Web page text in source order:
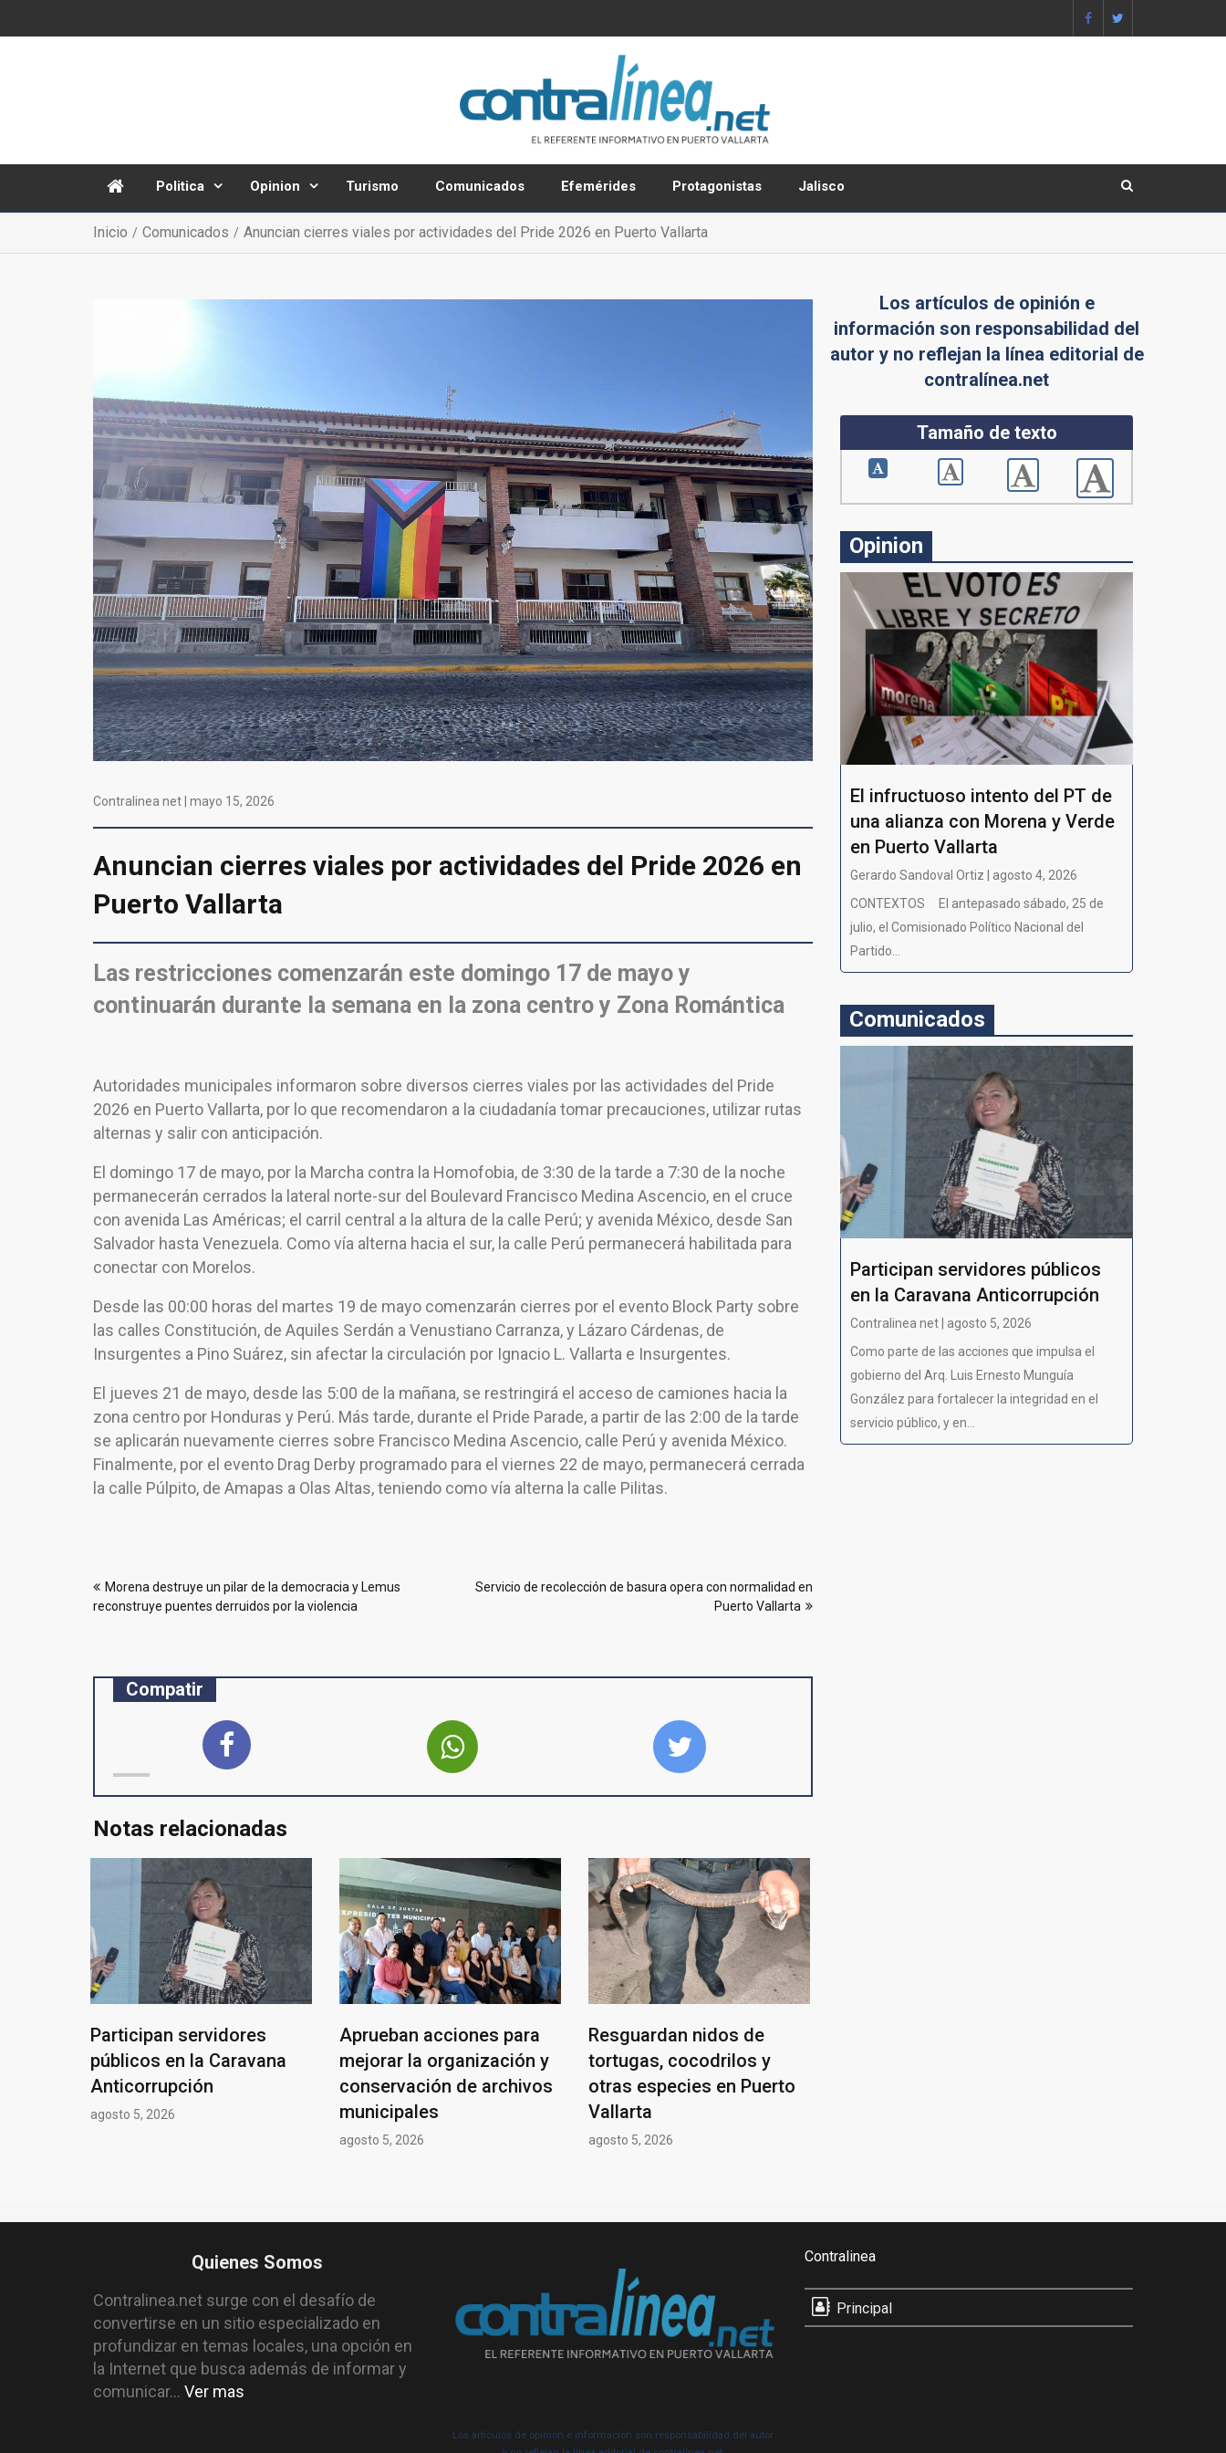
Politica Opinion Turismo Comunicados Efemérides Protagonistas Jalisco
Inicio Comunicados Anuncian cierres viales por actividades del Pride 2026 en Puerto Vallarta
Contralinea net | mayo 15, 2026
Anuncian cierres viales por actividades del Pride 2026 en
Puerto Vallarta
Las restricciones comenzarán este domingo 17 de mayo y
continuarán durante la semana en la zona centro y Zona Romántica
Autoridades municipales informaron sobre diversos cierres viales por las actividades del Pride
2026 en Puerto Vallarta, por lo que recomendaron a la ciudadanía tomar precauciones, utilizar rutas
alternas y salir con anticipación.
El domingo 17 de mayo, por la Marcha contra la Homofobia, de 3:30 de la tarde a 7:30 de la noche
permanecerán cerrados la lateral norte-sur del Boulevard Francisco Medina Ascencio, en el cruce
con avenida Las Américas; el carril central a la altura de la calle Perú; y avenida México, desde San
Salvador hasta Venezuela. Como vía alterna hacia el sur, la calle Perú permanecerá habilitada para
conectar con Morelos.
Desde las 00:00 horas del martes 19 de mayo comenzarán cierres por el evento Block Party sobre
las calles Constitución, de Aquiles Serdán a Venustiano Carranza, y Lázaro Cárdenas, de
Insurgentes a Pino Suárez, sin afectar la circulación por Ignacio L. Vallarta e Insurgentes.
El jueves 21 de mayo, desde las 5:00 de la mañana, se restringirá el acceso de camiones hacia la
zona centro por Honduras y Perú. Más tarde, durante el Pride Parade, a partir de las 2:00 de la tarde
se aplicarán nuevamente cierres sobre Francisco Medina Ascencio, calle Perú y avenida México.
Finalmente, por el evento Drag Derby programado para el viernes 22 de mayo, permanecerá cerrada
la calle Púlpito, de Amapas a Olas Altas, teniendo como vía alterna la calle Pilitas.
deMorena destruye un pilar de la democracia y Lemus
reconstruye puentes derruidos por la violencia
Servicio de recolección de basura opera con normalidad en
Puerto Vallarta
Compatir
Notas relacionadas
Participan servidores
públicos en la Caravana
Anticorrupción
agosto 5, 2026
Aprueban acciones para
mejorar la organización y
conservación de archivos
municipales
agosto 5, 2026
Resguardan nidos de
tortugas, cocodrilos y
otras especies en Puerto
Vallarta
agosto 5, 2026
Los artículos de opinión e
información son responsabilidad del
autor y no reflejan la línea editorial de
contralínea.net
Tamaño de texto
Opinion
El infructuoso intento del PT de
una alianza con Morena y Verde
en Puerto Vallarta
Gerardo Sandoval Ortiz | agosto 4, 2026
CONTEXTOS El antepasado sábado, 25 de
julio, el Comisionado Político Nacional del
Partido...
Comunicados
Participan servidores públicos
en la Caravana Anticorrupción
Contralinea net | agosto 5, 2026
Como parte de las acciones que impulsa el
gobierno del Arq. Luis Ernesto Munguía
González para fortalecer la integridad en el
servicio público, y en...
Quienes Somos
Contralinea.net surge con el desafío de
convertirse en un sitio especializado en
profundizar en temas locales, una opción en
la Internet que busca además de informar y
comunicar... Ver mas
Los artículos de opinión e información son responsabilidad del autor
Contralinea
Principal